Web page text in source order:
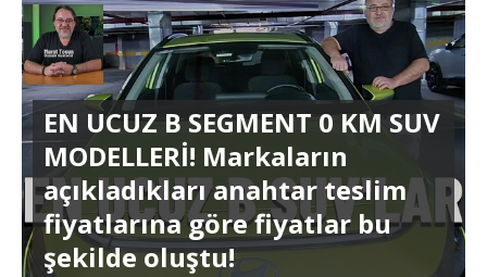
EN UCUZ B SEGMENT 0 KM SUV
MODELLERİ! Markaların
açıkladıkları anahtar teslim
fiyatlarına göre fiyatlar bu
şekilde oluştu!